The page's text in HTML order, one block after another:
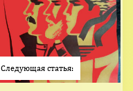
Следующая статья: